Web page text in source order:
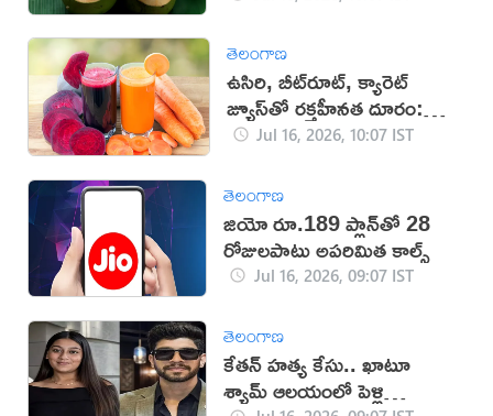
తెలంగాణ
ఉసిరి, బీట్‌రూట్, క్యారెట్
జ్యూస్‌తో రక్తహీనత దూరం:
నిపుణులు
Jul 16, 2026, 10:07 IST
తెలంగాణ
జియో రూ.189 ప్లాన్‌తో 28
రోజులపాటు అపరిమిత కాల్స్
Jul 16, 2026, 09:07 IST
తెలంగాణ
కేతన్ హత్య కేసు.. ఖాటూ
శ్యామ్ ఆలయంలో పెళ్లి